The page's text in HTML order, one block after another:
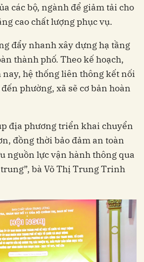
các bộ, ngành để giảm tải cho
cao chất lượng phục vụ.
đẩy nhanh xây dựng hạ tầng
thành phố. Theo kế hoạch,
hệ thống liên thông kết nối
phường, xã sẽ cơ bản hoàn
địa phương triển khai chuyển
đồng thời bảo đảm an toàn
nguồn lực vận hành thông qua
bà Võ Thị Trung Trinh